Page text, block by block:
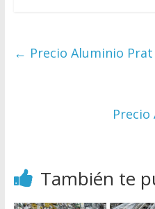
← Precio Aluminio
Precio
También te